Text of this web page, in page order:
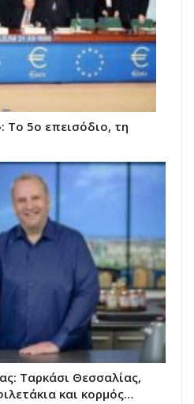
Το 5ο επεισόδιο, τη
Ταρκάσι Θεσσαλίας,
και κορμός…